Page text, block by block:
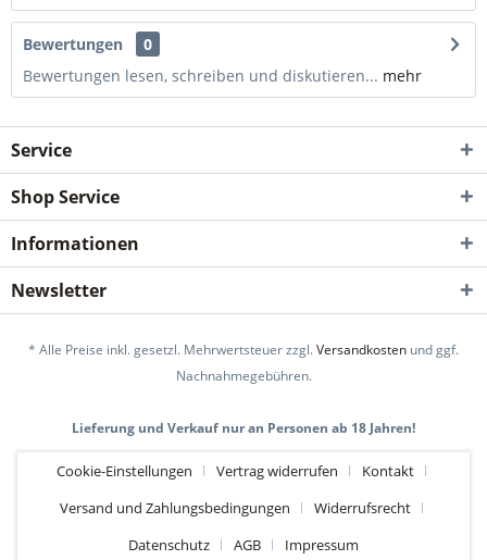
Bewertungen
0
Bewertungen lesen, schreiben und diskutieren... mehr
Service
Shop Service
Informationen
Newsletter
* Alle Preise inkl. gesetzl. Mehrwertsteuer zzgl.Versandkosten und ggf.
Nachnahmegebühren.
Lieferung und Verkauf nur an Personen ab 18 Jahren!
Cookie-Einstellungen Vertrag widerrufen
Kontakt
Versand und Zahlungsbedingungen
Widerrufsrecht
Datenschutz
AGB Impressum